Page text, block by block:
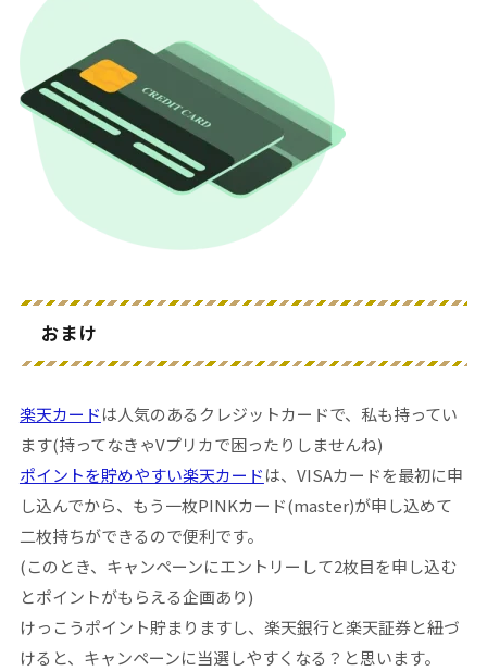
おまけ
楽天カードは人気のあるクレジットカードで、私も持ってい
ます(持ってなきゃVプリカで困ったりしませんね)
ポイントを貯めやすい楽天カードは、VISAカードを最初に申
し込んでから、もう一枚PINKカード(master)が申し込めて
二枚持ちができるので便利です。
(このとき、キャンペーンにエントリーして2枚目を申し込む
とポイントがもらえる企画あり)
けっこうポイント貯まりますし、楽天銀行と楽天証券と紐づ
けると、キャンペーンに当選しやすくなる？と思います。